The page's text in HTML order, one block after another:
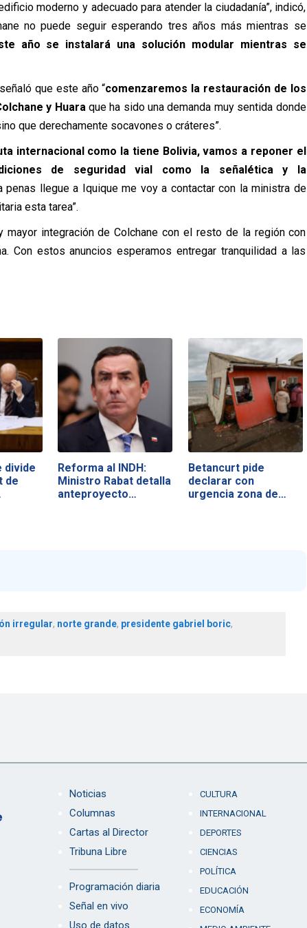
moderno y adecuado para atender la ciudadanía”, indicó,
no puede seguir esperando tres años más mientras se
año se instalará una solución modular mientras se
que este año “comenzaremos la restauración de los
y Huaraque ha sido una demanda muy sentida donde
que derechamente socavones o cráteres”.
internacional como la tiene Bolivia, vamos a reponer el
de seguridad vial como la señalética y la
penas llegue a Iquique me voy a contactar con la ministra de
esta tarea”.
mayor integración de Colchane con el resto de la región con
Con estos anuncios esperamos entregar tranquilidad a las
divide
de
Reforma al INDH:
Ministro Rabat detalla
anteproyecto…
Betancurt pide
declarar con
urgencia zona de…
irregular, norte grande, presidente gabriel boric,
Noticias
Columnas
Cartas al Director
Tribuna Libre
Programación diaria
Señal en vivo
Uso de datos
CULTURA
INTERNACIONAL
DEPORTES
CIENCIAS
POLÍTICA
EDUCACIÓN
ECONOMÍA